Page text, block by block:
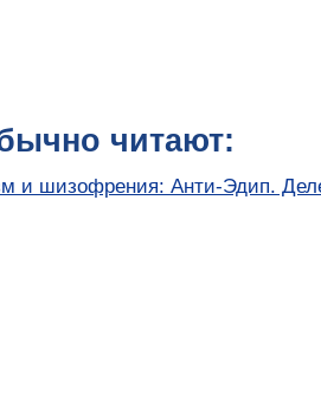
читают:
и шизофрения: Анти-Эдип.